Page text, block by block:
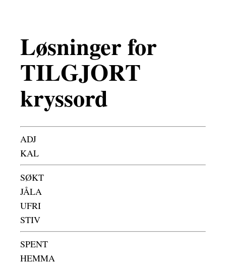
Løsninger for
TILGJORT
kryssord
ADJ
KAL
SØKT
JÅLA
UFRI
STIV
SPENT
HEMMA